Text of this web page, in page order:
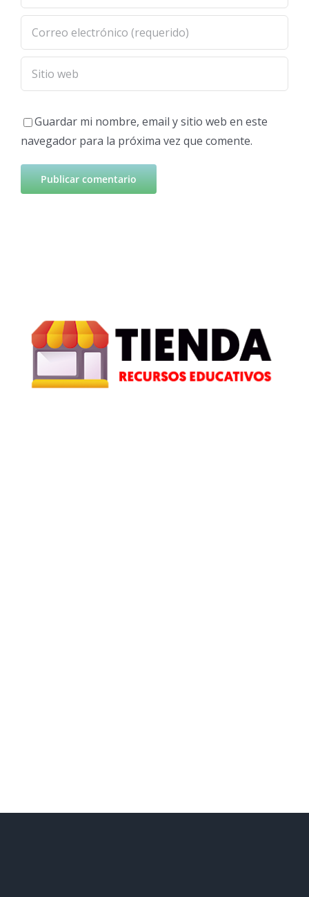
Guardar mi nombre, email y sitio web en este
navegador para la próxima vez que comente.